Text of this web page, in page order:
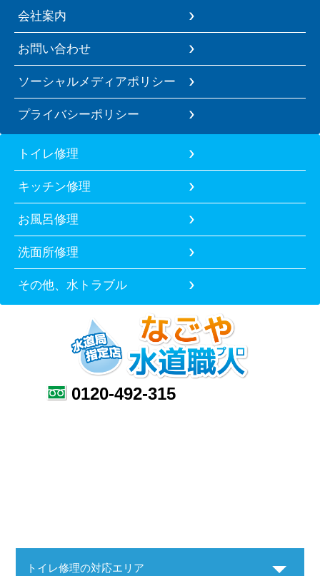
会社案内
お問い合わせ
ソーシャルメディアポリシー
プライバシーポリシー
トイレ修理
キッチン修理
お風呂修理
洗面所修理
その他、水トラブル
0120-492-315
トイレ修理の対応エリア